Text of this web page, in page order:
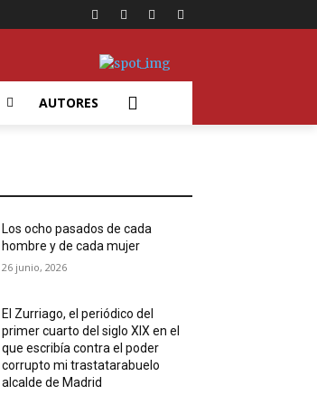
AUTORES
Los ocho pasados de cada
hombre y de cada mujer
26 junio, 2026
El Zurriago, el periódico del
primer cuarto del siglo XIX en el
que escribía contra el poder
corrupto mi trastatarabuelo
alcalde de Madrid